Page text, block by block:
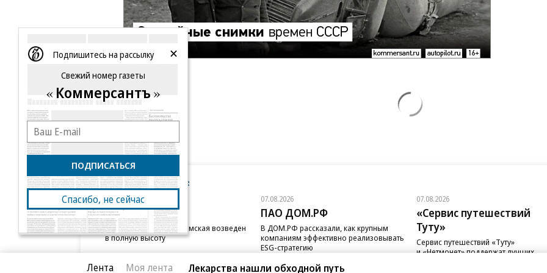
Новости компаний Все
07.08.2026
STONE
Бизнес-центр STONE Римская возведен
в полную высоту
07.08.2026
ПАО ДОМ.РФ
В ДОМ.РФ рассказали, как крупным
компаниям эффективно реализовывать
ESG-стратегию
07.08.2026
«Сервис путешествий
Туту»
Сервис путешествий «Туту»
и «Нетмонет» поддержат лучших
Лента Моя лента Лекарства нашли обходной путь
Подпишитесь на рассылку
Свежий номер газеты
Коммерсантъ
ПОДПИСАТЬСЯ
Спасибо, не сейчас